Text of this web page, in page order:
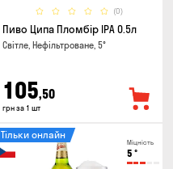
(0)
Пиво Ципа Пломбір IPA 0.5л
Світле, Нефільтроване, 5°
105,50
грн за 1 шт
Міцність
5 °
Тільки онлайн